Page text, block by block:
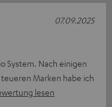
System. Nach einigen
Marken habe ich
lesen
07.09.2025